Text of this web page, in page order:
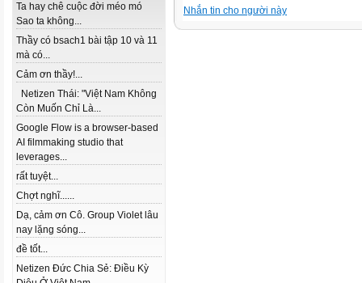
Ta hay chê cuộc đời méo mó
Sao ta không...
Thầy có bsach1 bài tập 10 và 11
mà có...
Cảm ơn thầy!...
Netizen Thái: "Việt Nam Không
Còn Muốn Chỉ Là...
Google Flow is a browser-based
AI filmmaking studio that
leverages...
rất tuyệt...
Chợt nghĩ......
Dạ, cảm ơn Cô. Group Violet lâu
nay lặng sóng...
đề tốt...
Netizen Đức Chia Sẻ: Điều Kỳ
Nhắn tin cho người này